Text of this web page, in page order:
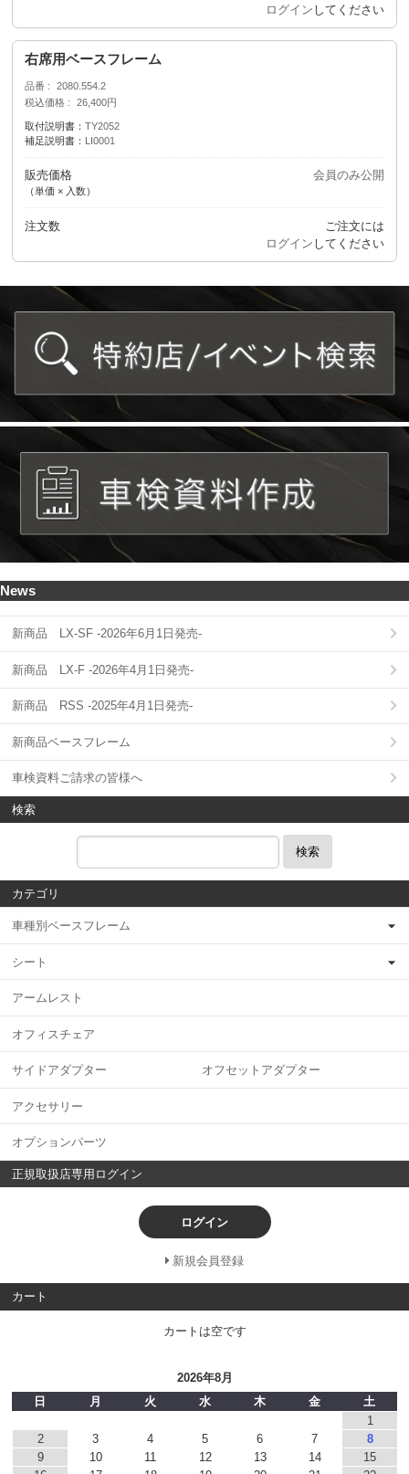
ログイン してください
右席用ベースフレーム
品番
2080.554.2
税込価格
26,400円
取付説明書： TY2052
補足説明書： LI0001
販売価格
（単価 × 入数）
会員のみ公開
注文数
ご注文には
ログイン してください
News
新商品 LX-SF -2026年6月1日発売-
新商品 LX-F -2026年4月1日発売-
新商品 RSS -2025年4月1日発売-
新商品ベースフレーム
車検資料ご請求の皆様へ
検索
検索
カテゴリ
車種別ベースフレーム
シート
アームレスト
オフィスチェア
サイドアダプター オフセットアダプター
アクセサリー
オプションパーツ
正規取扱店専用ログイン
ログイン
新規会員登録
カート
カートは空です
2026年8月
日
月 火 水 木 金
土
1
2
3 4 5 6 7
8
9
10 11 12 13 14
15